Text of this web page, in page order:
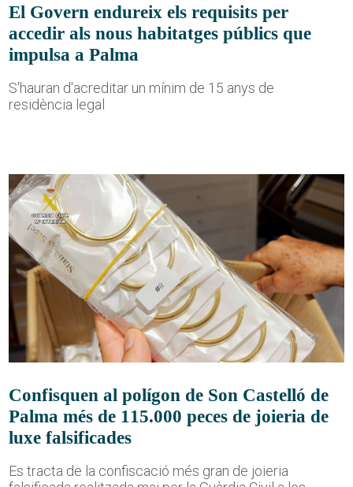
El Govern endureix els requisits per
accedir als nous habitatges públics que
impulsa a Palma
S'hauran d'acreditar un mínim de 15 anys de
residència legal
Confisquen al polígon de Son Castelló de
Palma més de 115.000 peces de joieria de
luxe falsificades
Es tracta de la confiscació més gran de joieria